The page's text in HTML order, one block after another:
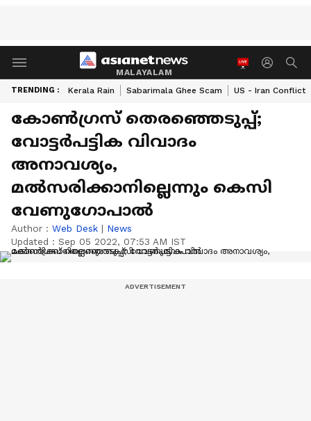
MALAYALAM
TRENDING : Kerala Rain Sabarimala Ghee Scam US - Iran Conflict
കോൺഗ്രസ് തെരഞ്ഞെടുപ്പ്;
വോട്ടർപട്ടിക വിവാദം
അനാവശ്യം,
മൽസരിക്കാനില്ലെന്നും കെസി
വേണുഗോപാൽ
Author : Web Desk | News
Updated : Sep 05 2022, 07:53 AM IST